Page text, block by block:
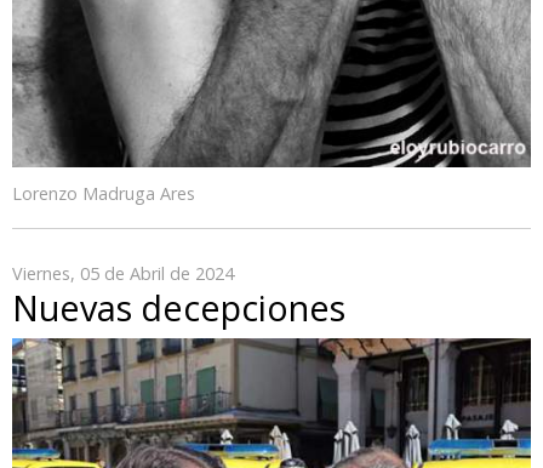
Lorenzo Madruga Ares
Viernes, 05 de Abril de 2024
Nuevas decepciones